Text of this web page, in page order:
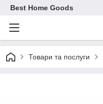
Best Home Goods
Товари та послуги